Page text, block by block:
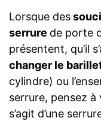
Lorsque des
serrure de porte
présentent, qu’il
changer le
cylindre) ou
serrure, pensez à
s’agit d’une